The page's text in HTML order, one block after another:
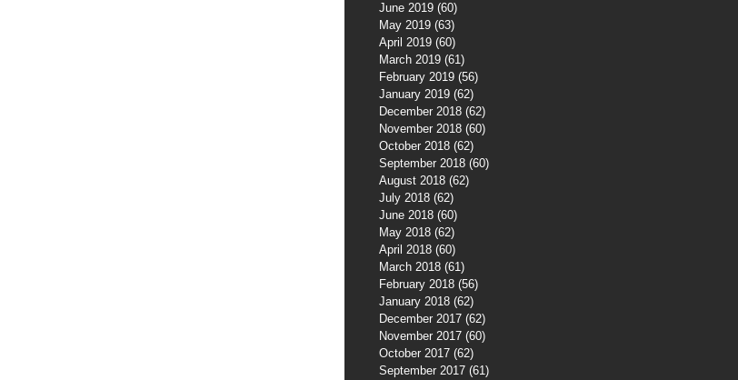
June 2019 (60)
May 2019 (63)
April 2019 (60)
March 2019 (61)
February 2019 (56)
January 2019 (62)
December 2018 (62)
November 2018 (60)
October 2018 (62)
September 2018 (60)
August 2018 (62)
July 2018 (62)
June 2018 (60)
May 2018 (62)
April 2018 (60)
March 2018 (61)
February 2018 (56)
January 2018 (62)
December 2017 (62)
November 2017 (60)
October 2017 (62)
September 2017 (61)